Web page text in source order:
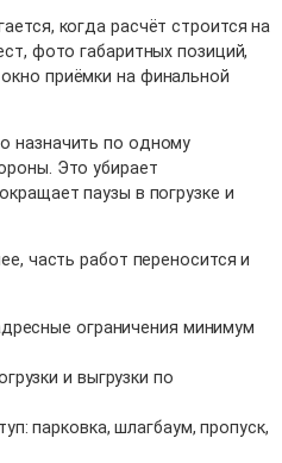
когда расчёт строится на
фото габаритных позиций,
приёмки на финальной
назначить по одному
Это убирает
паузы в погрузке и
часть работ переносится и
ограничения минимум
и выгрузки по
парковка, шлагбаум, пропуск,